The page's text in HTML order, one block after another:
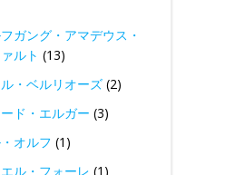
ガング・アマデウス・
ルト (13)
・ベルリオーズ(2)
ド・エルガー (3)
オルフ (1)
ル・フォーレ (1)